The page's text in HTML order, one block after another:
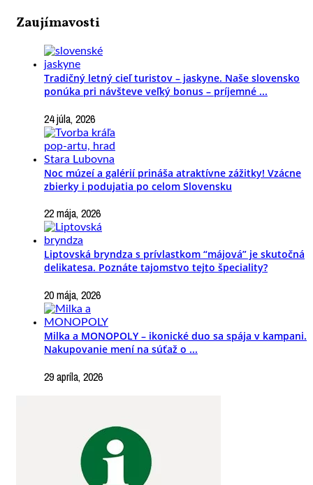
Zaujímavosti
Tradičný letný cieľ turistov – jaskyne. Naše slovensko
ponúka pri návšteve veľký bonus – príjemné ...
24 júla, 2026
Noc múzeí a galérií prináša atraktívne zážitky! Vzácne
zbierky i podujatia po celom Slovensku
22 mája, 2026
Liptovská bryndza s prívlastkom “májová” je skutočná
delikatesa. Poznáte tajomstvo tejto špeciality?
20 mája, 2026
Milka a MONOPOLY – ikonické duo sa spája v kampani.
Nakupovanie mení na súťaž o ...
29 apríla, 2026